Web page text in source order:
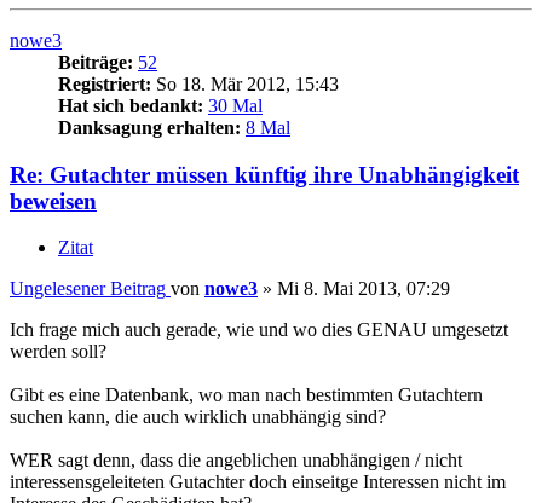
nowe3
Beiträge: 52
Registriert: So 18. Mär 2012, 15:43
Hat sich bedankt: 30 Mal
Danksagung erhalten: 8 Mal
Re: Gutachter müssen künftig ihre Unabhängigkeit
beweisen
Zitat
Ungelesener Beitrag von nowe3 » Mi 8. Mai 2013, 07:29
Ich frage mich auch gerade, wie und wo dies GENAU umgesetzt
werden soll?
Gibt es eine Datenbank, wo man nach bestimmten Gutachtern
suchen kann, die auch wirklich unabhängig sind?
WER sagt denn, dass die angeblichen unabhängigen / nicht
interessensgeleiteten Gutachter doch einseitge Interessen nicht im